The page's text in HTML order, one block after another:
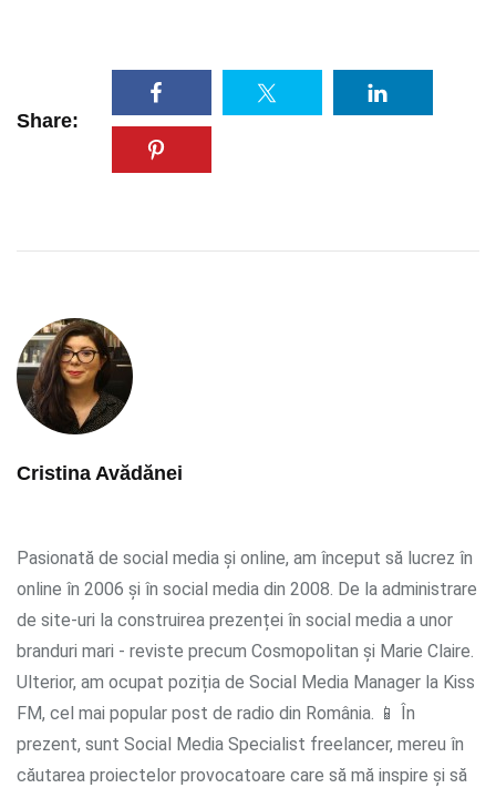
Share:
Cristina Avădănei
Pasionată de social media și online, am început să lucrez în
online în 2006 și în social media din 2008. De la administrare
de site-uri la construirea prezenței în social media a unor
branduri mari - reviste precum Cosmopolitan și Marie Claire.
Ulterior, am ocupat poziția de Social Media Manager la Kiss
FM, cel mai popular post de radio din România. 📱 În
prezent, sunt Social Media Specialist freelancer, mereu în
căutarea proiectelor provocatoare care să mă inspire și să